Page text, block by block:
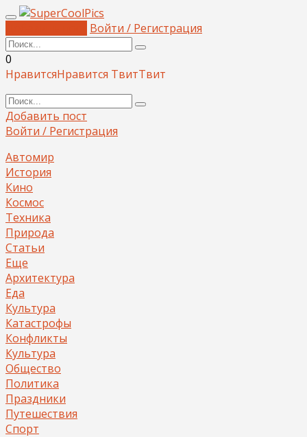
Войти / Регистрация
0
НравитсяНравится ТвитТвит
Добавить пост
Войти / Регистрация
Автомир
История
Кино
Космос
Техника
Природа
Статьи
Еще
Архитектура
Еда
Культура
Катастрофы
Конфликты
Культура
Общество
Политика
Праздники
Путешествия
Спорт